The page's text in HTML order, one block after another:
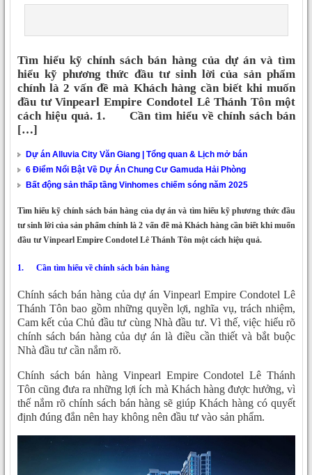
Tìm hiểu kỹ chính sách bán hàng của dự án và tìm
hiểu kỹ phương thức đầu tư sinh lời của sản phẩm
chính là 2 vấn đề mà Khách hàng cần biết khi muốn
đầu tư Vinpearl Empire Condotel Lê Thánh Tôn một
cách hiệu quả. 1. Cần tìm hiểu về chính sách bán
[…]
Dự án Alluvia City Văn Giang | Tổng quan & Lịch mở bán
6 Điểm Nổi Bật Về Dự Án Chung Cư Gamuda Hải Phòng
Bất động sản thấp tầng Vinhomes chiếm sóng năm 2025
Tìm hiểu kỹ chính sách bán hàng của dự án và tìm hiểu kỹ phương thức đầu
tư sinh lời của sản phẩm chính là 2 vấn đề mà Khách hàng cần biết khi muốn
đầu tư Vinpearl Empire Condotel Lê Thánh Tôn một cách hiệu quả.
1. Cần tìm hiểu về chính sách bán hàng
Chính sách bán hàng của dự án Vinpearl Empire Condotel Lê
Thánh Tôn bao gồm những quyền lợi, nghĩa vụ, trách nhiệm,
Cam kết của Chủ đầu tư cùng Nhà đầu tư. Vì thế, việc hiểu rõ
chính sách bán hàng của dự án là điều cần thiết và bắt buộc
Nhà đầu tư cần nắm rõ.
Chính sách bán hàng Vinpearl Empire Condotel Lê Thánh
Tôn cũng đưa ra những lợi ích mà Khách hàng được hưởng, vì
thế nắm rõ chính sách bán hàng sẽ giúp Khách hàng có quyết
định đúng đắn nên hay không nên đầu tư vào sản phẩm.